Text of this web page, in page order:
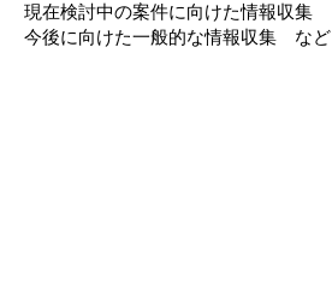
現在検討中の案件に向けた情報収集
今後に向けた一般的な情報収集 など